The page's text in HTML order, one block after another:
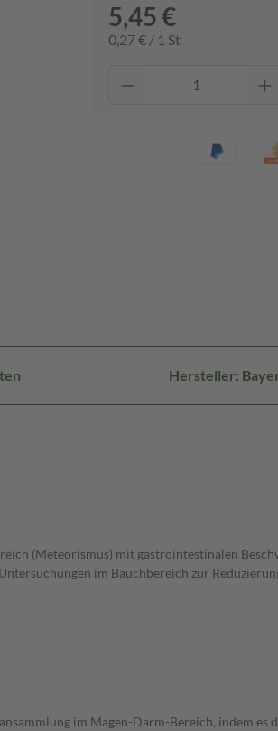
5,45 €
0,27 € / 1 St
Hersteller:
(Meteorismus) mit gastrointestinalen
im Bauchbereich zur
im Magen-Darm-Bereich, indem es